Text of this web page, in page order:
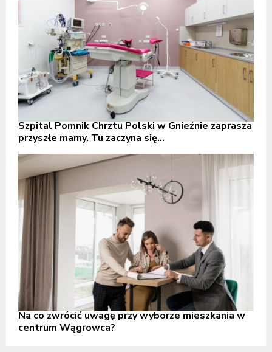
Szpital Pomnik Chrztu Polski w Gnieźnie zaprasza
przyszłe mamy. Tu zaczyna się...
Na co zwrócić uwagę przy wyborze mieszkania w
centrum Wągrowca?